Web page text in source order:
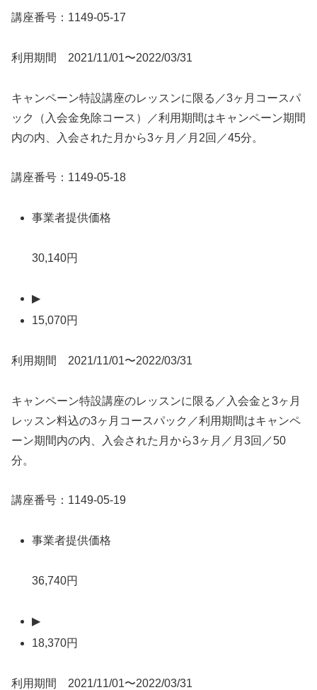
講座番号：1149-05-17
利用期間 2021/11/01〜2022/03/31
キャンペーン特設講座のレッスンに限る／3ヶ月コースパ
ック（入会金免除コース）／利用期間はキャンペーン期間
内の内、入会された月から3ヶ月／月2回／45分。
講座番号：1149-05-18
事業者提供価格
30,140円
▶
15,070円
利用期間 2021/11/01〜2022/03/31
キャンペーン特設講座のレッスンに限る／入会金と3ヶ月
レッスン料込の3ヶ月コースパック／利用期間はキャンペ
ーン期間内の内、入会された月から3ヶ月／月3回／50
分。
講座番号：1149-05-19
事業者提供価格
36,740円
▶
18,370円
利用期間 2021/11/01〜2022/03/31